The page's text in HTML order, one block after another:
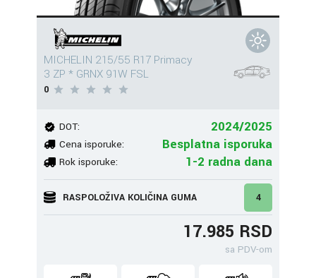
MICHELIN 215/55 R17 Primacy
3 ZP * GRNX 91W FSL
0
DOT: 2024/2025
Cena isporuke: Besplatna isporuka
Rok isporuke: 1-2 radna dana
RASPOLOŽIVA KOLIČINA GUMA 4
17.985 RSD
sa PDV-om